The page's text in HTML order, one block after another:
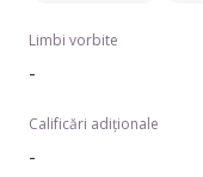
Limbi vorbite
-
Calificări adiționale
-